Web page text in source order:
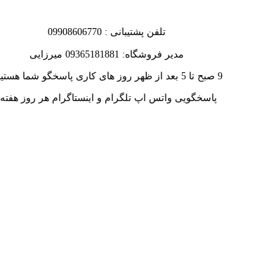
تلفن پشتیبانی : 09908606770
مدیر فروشگاه: 09365181881 میرزایی
9 صبح تا 5 بعد از ظهر روز های کاری پاسخگو شما هستیم.
پاسخگویی واتس اپ تلگرام و اینستاگرام هر روز هفته